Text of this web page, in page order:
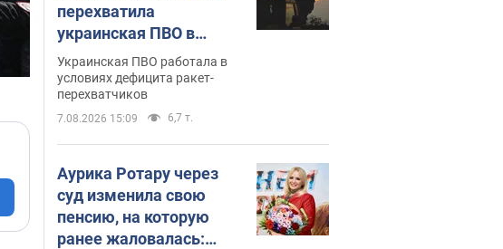
перехватила
украинская ПВО в
июле: в Минобороны
назвали цифру
Украинская ПВО работала в
условиях дефицита ракет-
перехватчиков
7.08.2026 15:09 6,7 т.
Аурика Ротару через
суд изменила свою
пенсию, на которую
ранее жаловалась: